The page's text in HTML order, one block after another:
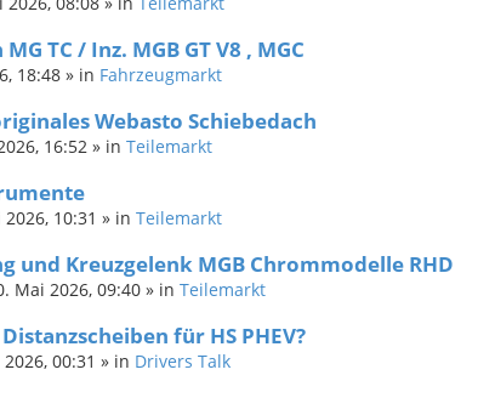
TC / Inz. MGB GT V8 , MGC
18:48 » in Fahrzeugmarkt
Webasto Schiebedach
16:52 » in Teilemarkt
10:31 » in Teilemarkt
und Kreuzgelenk MGB Chrommodelle RHD
Mai 2026, 09:40 » in Teilemarkt
für HS PHEV?
00:31 » in Drivers Talk